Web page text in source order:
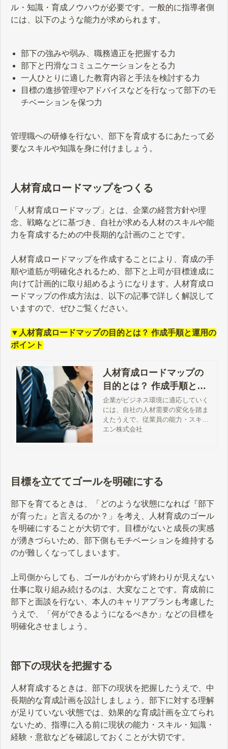
ル・知識・育成ノウハウが必要です。一般的に指導者側
には、以下のような能力が求められます。
部下の強みや弱み、職務適正を把握する力
部下と円滑なコミュニケーションをとる力
一人ひとりに適した教育内容と手法を検討する力
目標の進捗管理やアドバイスなどを行なって部下のモ
チベーションを保つ力
管理職への研修を行ない、部下を育成するにあたって必
要なスキルや知識を身に付けましょう。
人材育成ロードマップをつくる
「人材育成ロードマップ」とは、企業の経営方針や理
念、戦略などに基づき、自社が求める人材のスキルや能
力を育成するための中長期的な計画のことです。
人材育成ロードマップを作成することにより、育成の手
順や道筋が明確化されるため、部下と上司が目標達成に
向けて計画的に取り組めるようになります。人材育成ロ
ードマップの作成方法は、以下の記事で詳しく解説して
いますので、ぜひご覧ください。
▼人材育成ロードマップの目的とは？ 作成手順と運用の
ポイント
人材育成ロードマップの
目的とは？ 作成手順と運
用のポイント
企業がビジネス環境に適応していく
には、自社の人材需要の変化を踏ま
えたうえで、従業員の能力・スキル
を更新し続けることが必要です。そ
エン株式会社
目標を立ててゴールを明確にする
部下を育てるときは、「どのような状態になれば『部下
が育った』と言えるのか？」を考え、人材育成のゴール
を明確にすることが大切です。目標がないと成長の実感
が湧きづらいため、部下側もモチベーションを維持する
のが難しくなってしまいます。
上司側からしても、ゴールがわからず終わりが見えない
仕事に取り組み続けるのは、大変なことです。育成前に
部下と面談を行ない、本人のキャリアプランも考慮した
うえで、「何ができるようになるべきか」などの目標を
明確化させましょう。
部下の現状を把握する
人材育成するときは、部下の現状を把握したうえで、中
長期的な育成計画を設計しましょう。部下に対する理解
が足りていない状態では、効果的な育成計画を立てられ
ないため、指導に入る前に現状の能力・スキル・知識・
経験・意欲などを確認しておくことが大切です。